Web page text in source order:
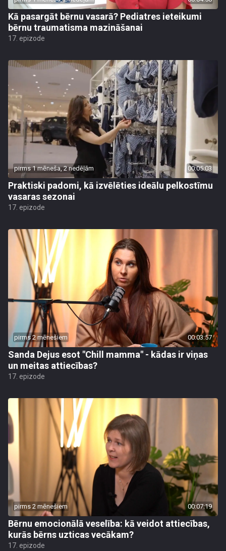
Kā pasargāt bērnu vasarā? Pediatres ieteikumi
bērnu traumatisma mazināšanai
17. epizode
pirms 1 mēneša, 2 nedēļām 00:05:03
Praktiski padomi, kā izvēlēties ideālu pelkostīmu
vasaras sezonai
17. epizode
pirms 2 mēnešiem 00:03:57
Sanda Dejus esot "Chill mamma" - kādas ir viņas
un meitas attiecības?
17. epizode
pirms 2 mēnešiem 00:07:19
Bērnu emocionālā veselība: kā veidot attiecības,
kurās bērns uzticas vecākam?
17. epizode